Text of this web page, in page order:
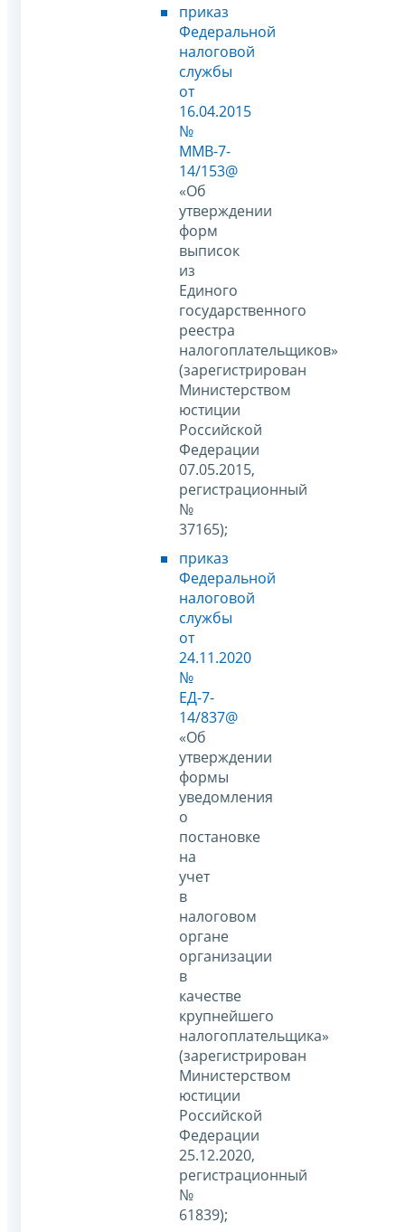
приказ
Федеральной
налоговой
службы
от
16.04.2015
№
ММВ-7-
14/153@
«Об
утверждении
форм
выписок
из
Единого
государственного
реестра
налогоплательщиков»
(зарегистрирован
Министерством
юстиции
Российской
Федерации
07.05.2015,
регистрационный
№
37165);
приказ
Федеральной
налоговой
службы
от
24.11.2020
№
ЕД-7-
14/837@
«Об
утверждении
формы
уведомления
о
постановке
на
учет
в
налоговом
органе
организации
в
качестве
крупнейшего
налогоплательщика»
(зарегистрирован
Министерством
юстиции
Российской
Федерации
25.12.2020,
регистрационный
№
61839);